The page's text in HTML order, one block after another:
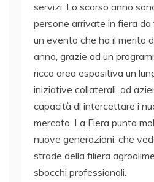
servizi. Lo scorso anno
persone arrivate in fiera
un evento che ha il merito
anno, grazie ad un
ricca area espositiva un
iniziative collaterali, ad
capacità di intercettare i
mercato. La Fiera punta
nuove generazioni, che
strade della filiera
sbocchi professionali.